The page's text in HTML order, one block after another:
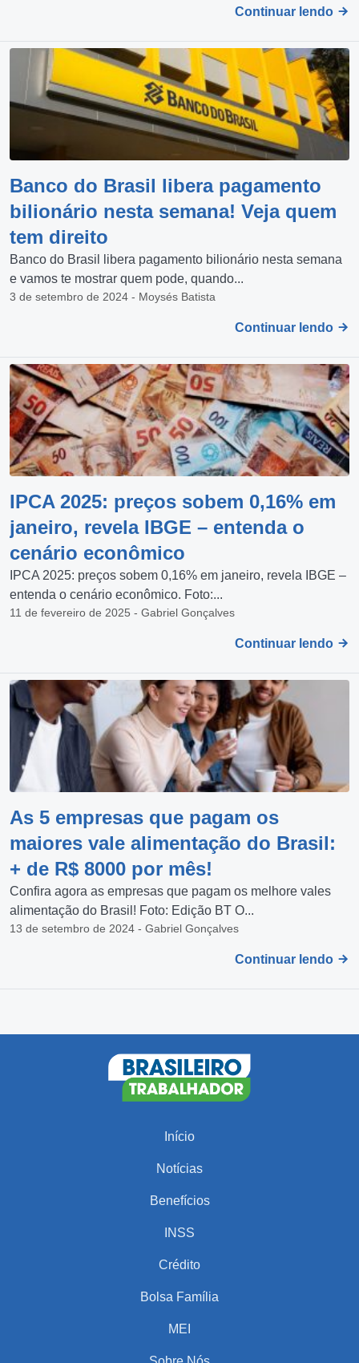
Continuar lendo
Banco do Brasil libera pagamento
bilionário nesta semana! Veja quem
tem direito
Banco do Brasil libera pagamento bilionário nesta semana
e vamos te mostrar quem pode, quando...
3 de setembro de 2024 - Moysés Batista
Continuar lendo
IPCA 2025: preços sobem 0,16% em
janeiro, revela IBGE – entenda o
cenário econômico
IPCA 2025: preços sobem 0,16% em janeiro, revela IBGE –
entenda o cenário econômico. Foto:...
11 de fevereiro de 2025 - Gabriel Gonçalves
Continuar lendo
As 5 empresas que pagam os
maiores vale alimentação do Brasil:
+ de R$ 8000 por mês!
Confira agora as empresas que pagam os melhore vales
alimentação do Brasil! Foto: Edição BT O...
13 de setembro de 2024 - Gabriel Gonçalves
Continuar lendo
Início
Notícias
Benefícios
INSS
Crédito
Bolsa Família
MEI